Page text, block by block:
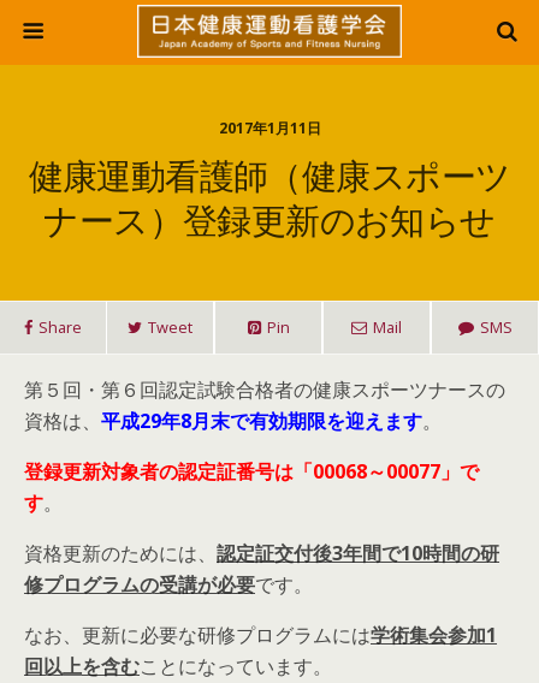
2017年1月11日
健康運動看護師（健康スポーツ
ナース）登録更新のお知らせ
Share Tweet Pin Mail SMS
第５回・第６回認定試験合格者の健康スポーツナースの
資格は、 平成29年8月末で有効期限を迎えます。
登録更新対象者の認定証番号は「00068～00077」で
す。
資格更新のためには、 認定証交付後3年間で10時間の研
修プログラムの受講が必要です。
なお、更新に必要な研修プログラムには学術集会参加1
回以上を含むことになっています。